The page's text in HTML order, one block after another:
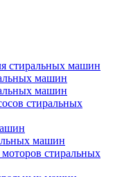
стиральных машин
машин
машин
стиральных
машин
стиральных